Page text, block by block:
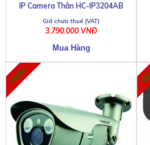
IP Camera Thân HC-IP3204AB
3.790.000 VNĐ